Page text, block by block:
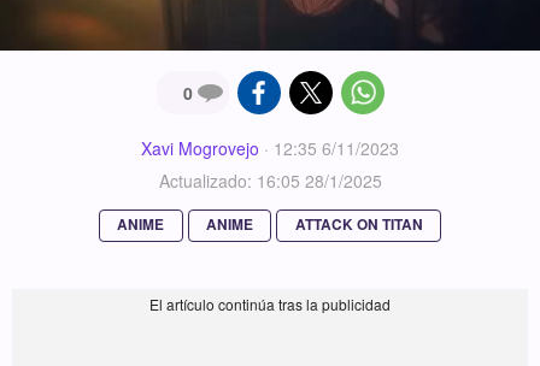
0
Xavi Mogrovejo · 12:35 6/11/2023
Actualizado: 16:05 28/1/2025
ANIME ANIME ATTACK ON TITAN